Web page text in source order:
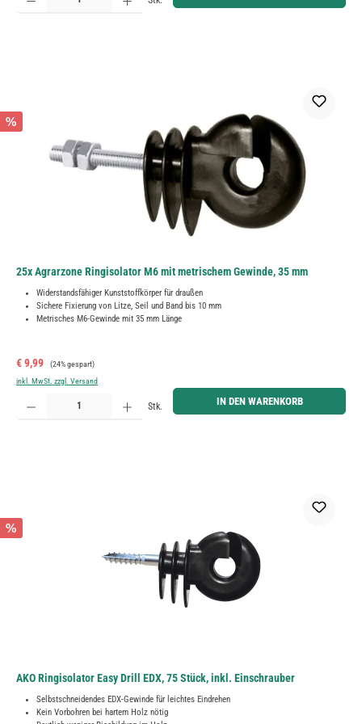
%
25x Agrarzone Ringisolator M6 mit metrischem Gewinde, 35 mm
Widerstandsfähiger Kunststoffkörper für draußen
Sichere Fixierung von Litze, Seil und Band bis 10 mm
Metrisches M6-Gewinde mit 35 mm Länge
Verkaufspreis:
€ 9,99 Regulärer Preis:
(24% gespart)
inkl. MwSt. zzgl. Versand
Produkt Anzahl: Gib den gewünschten Wert ein oder benutze die Schaltflächen um die Anzahl zu
Stk. IN DEN WARENKORB
%
AKO Ringisolator Easy Drill EDX, 75 Stück, inkl. Einschrauber
Selbstschneidendes EDX-Gewinde für leichtes Eindrehen
Kein Vorbohren bei hartem Holz nötig